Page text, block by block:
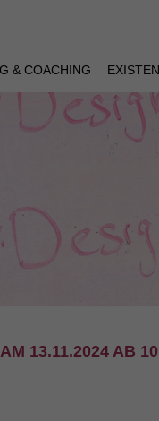
& COACHING
13.11.2024 AB